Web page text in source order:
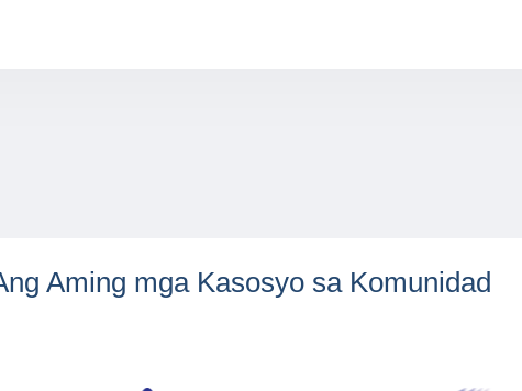
Aming mga Kasosyo sa Komunidad